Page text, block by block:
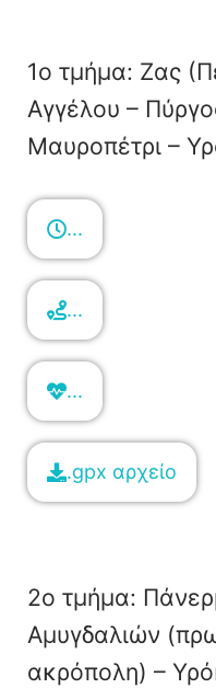
1ο τμήμα: Ζας
Αγγέλου –
Μαυροπέτρι –
...
...
...
.gpx αρχείο
2ο τμήμα:
Αμυγδαλιών
ακρόπολη) –